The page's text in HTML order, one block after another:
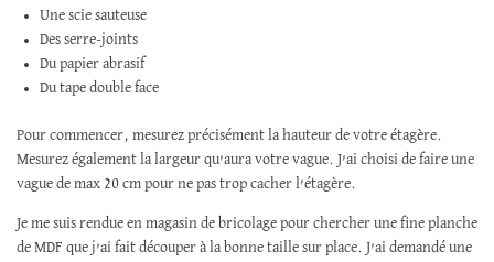
Une scie sauteuse
Des serre-joints
Du papier abrasif
Du tape double face
Pour commencer, mesurez précisément la hauteur de votre étagère.
Mesurez également la largeur qu’aura votre vague. J’ai choisi de faire une
vague de max 20 cm pour ne pas trop cacher l’étagère.
Je me suis rendue en magasin de bricolage pour chercher une fine planche
de MDF que j’ai fait découper à la bonne taille sur place. J’ai demandé une